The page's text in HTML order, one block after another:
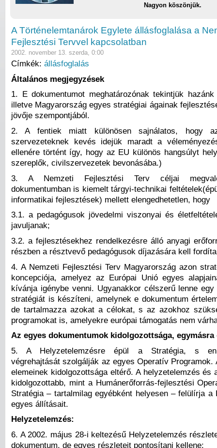
Nagyon köszönjük.
A Történelemtanárok Egylete állásfoglalása a
Fejlesztési Tervvel kapcsolatban
2002. november 13. szerda, 0:00
Címkék: állásfoglalás
Általános megjegyzések
1. E dokumentumot meghatározónak tekintjük hazánk
illetve Magyarország egyes stratégiai ágainak
jövője szempontjából.
2. A fentiek miatt különösen sajnálatos, hogy
szervezeteknek kevés idejük maradt a
ellenére történt így, hogy az EU különös hangsúlyt
szereplők, civilszervezetek bevonásába.)
3. A Nemzeti Fejlesztési Terv céljai
dokumentumban is kiemelt tárgyi-technikai
informatikai fejlesztések) mellett elengedhetetlen, hogy
3.1. a pedagógusok jövedelmi viszonyai és
javuljanak;
3.2. a fejlesztésekhez rendelkezésre álló anyagi
részben a résztvevő pedagógusok díjazására kell
4. A Nemzeti Fejlesztési Terv Magyarország azon
koncepciója, amelyez az Európai Unió egyes
kívánja igénybe venni. Ugyanakkor célszerű lenne
stratégiát is készíteni, amelynek e dokumentum
de tartalmazza azokat a célokat, s az azokhoz
programokat is, amelyekre európai támogatás nem
Az egyes dokumentumok kidolgozottsága, egymásra
5. A Helyzetelemzésre épül a Stratégia, s
végrehajtását szolgálják az egyes Operatív Programok.
elemeinek kidolgozottsága eltérő. A helyzetelemzés és
kidolgozottabb, mint a Humánerőforrás-fejlesztési
Stratégia – tartalmilag egyébként helyesen – felülírja a
egyes állításait.
Helyzetelemzés:
6. A 2002. május 28-i keltezésű Helyzetelemzés
dokumentum, de egyes részleteit pontosítani kellene: